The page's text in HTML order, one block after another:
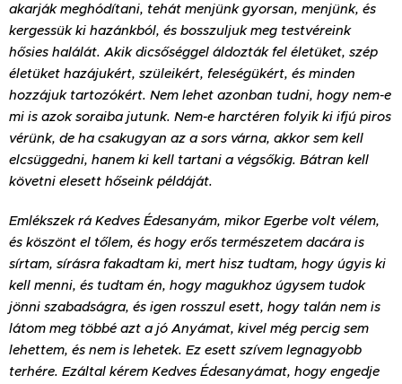
akarják meghódítani, tehát menjünk gyorsan, menjünk, és
kergessük ki hazánkból, és bosszuljuk meg testvéreink
hősies halálát. Akik dicsőséggel áldozták fel életüket, szép
életüket hazájukért, szüleikért, feleségükért, és minden
hozzájuk tartozókért. Nem lehet azonban tudni, hogy nem-e
mi is azok soraiba jutunk. Nem-e harctéren folyik ki ifjú piros
vérünk, de ha csakugyan az a sors várna, akkor sem kell
elcsüggedni, hanem ki kell tartani a végsőkig. Bátran kell
követni elesett hőseink példáját.
Emlékszek rá Kedves Édesanyám, mikor Egerbe volt vélem,
és köszönt el tőlem, és hogy erős természetem dacára is
sírtam, sírásra fakadtam ki, mert hisz tudtam, hogy úgyis ki
kell menni, és tudtam én, hogy magukhoz úgysem tudok
jönni szabadságra, és igen rosszul esett, hogy talán nem is
látom meg többé azt a jó Anyámat, kivel még percig sem
lehettem, és nem is lehetek. Ez esett szívem legnagyobb
terhére. Ezáltal kérem Kedves Édesanyámat, hogy engedje